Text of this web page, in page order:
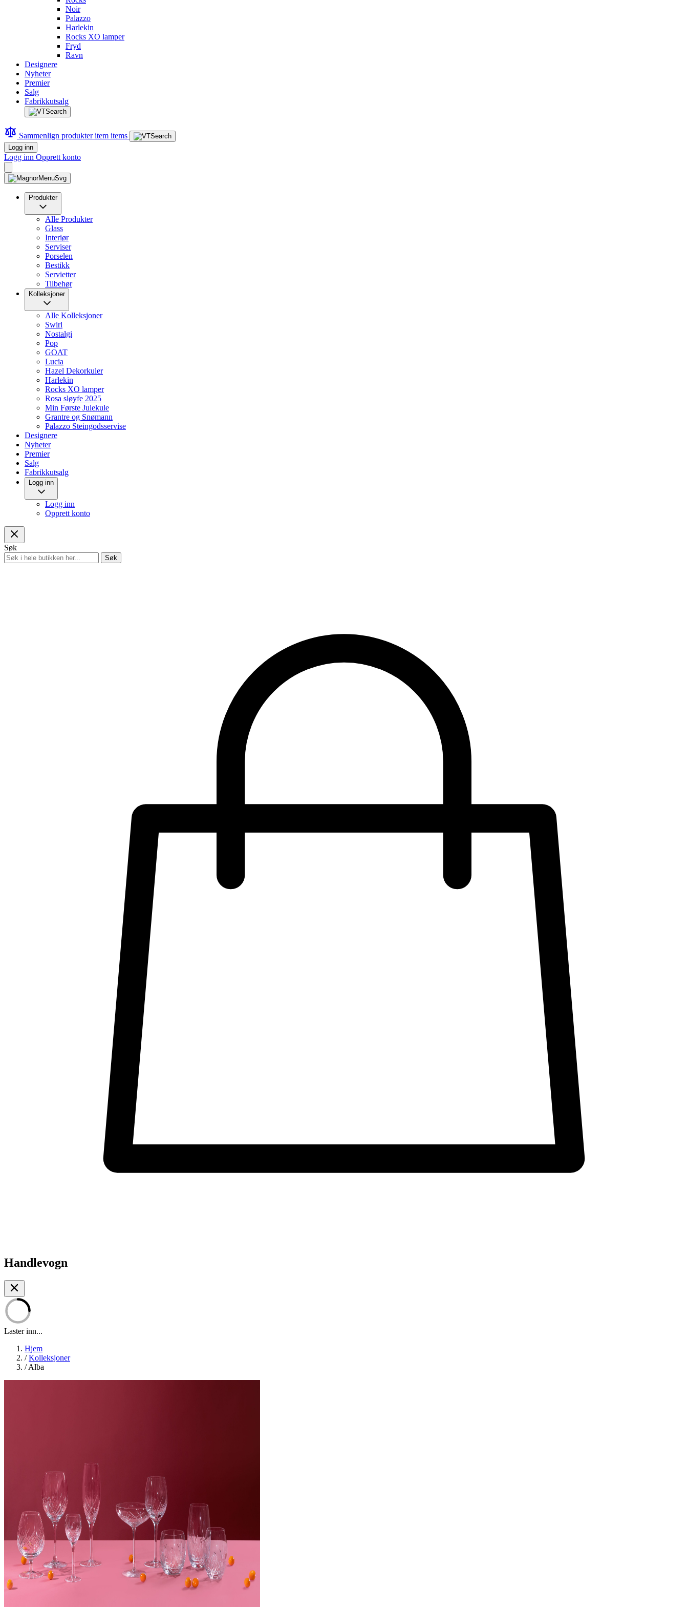
Noir
Palazzo
Harlekin
Rocks XO lamper
Fryd
Ravn
Designere
Nyheter
Premier
Salg
Fabrikkutsalg
Sammenlign produkteritem items
Logg inn
Logg inn Opprett konto
Produkter
Alle Produkter
Glass
Interiør
Serviser
Porselen
Bestikk
Servietter
Tilbehør
Kolleksjoner
Alle Kolleksjoner
Swirl
Nostalgi
Pop
GOAT
Lucia
Hazel Dekorkuler
Harlekin
Rocks XO lamper
Rosa sløyfe 2025
Min Første Julekule
Grantre og Snømann
Palazzo Steingodsservise
Designere
Nyheter
Premier
Salg
Fabrikkutsalg
Logg inn
Logg inn
Opprett konto
Søk
Søk
Handlevogn
Laster inn...
Hjem
/ Kolleksjoner
/ Alba